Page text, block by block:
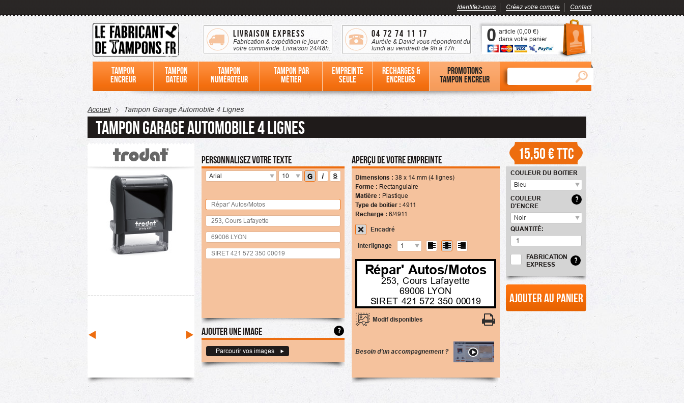
Identifez-vous Créez votre compte Contact
Livraison Express
Fabrication & expédition le jour de
votre commande. Livraison 24/48h.
04 72 74 11 17
Aurélie & David vous répondront du
lundi au vendredi de 9h à 17h.
0 article (0,00 €)
dans votre panier
Tampon
encreur
Tampon
dateur
Tampon
numéroteur
Tampon par
métier
Empreinte
seule
Recharges &
Encreurs
Promotions
tampon encreur
Accueil Tampon Garage Automobile 4 Lignes
Tampon Garage Automobile 4 Lignes
Personnalisez votre texte
Arial 10
Ajouter une image ?
Parcourir vos images
Aperçu de votre empreinte
Dimensions : 38 x 14 mm (4 lignes)
Forme : Rectangulaire
Matière : Plastique
Type de boitier : 4911
Recharge : 6/4911
Encadré
Interlignage 1
Répar' Autos/Motos
253, Cours Lafayette
69006 LYON
SIRET 421 572 350 00019
Modif disponibles
Besoin d'un accompagnement ?
15,50 €TTC
COULEUR DU BOITIER
Bleu
COULEUR
D'ENCRE
?
Noir
QUANTITÉ:
Ajouter au panier
FABRICATION
EXPRESS
?